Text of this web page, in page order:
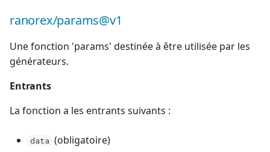
ranorex/params@v1
Une fonction 'params' destinée à être utilisée par les
générateurs.
Entrants
La fonction a les entrants suivants :
data (obligatoire)